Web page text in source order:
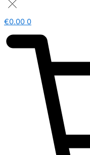
€0.00 0